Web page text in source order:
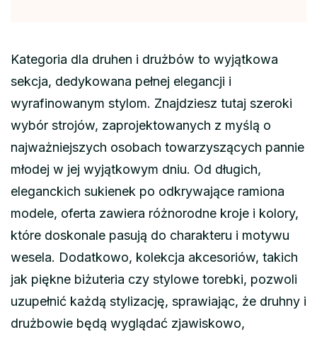
Kategoria dla druhen i drużbów to wyjątkowa
sekcja, dedykowana pełnej elegancji i
wyrafinowanym stylom. Znajdziesz tutaj szeroki
wybór strojów, zaprojektowanych z myślą o
najważniejszych osobach towarzyszących pannie
młodej w jej wyjątkowym dniu. Od długich,
eleganckich sukienek po odkrywające ramiona
modele, oferta zawiera różnorodne kroje i kolory,
które doskonale pasują do charakteru i motywu
wesela. Dodatkowo, kolekcja akcesoriów, takich
jak piękne biżuteria czy stylowe torebki, pozwoli
uzupełnić każdą stylizację, sprawiając, że druhny i
drużbowie będą wyglądać zjawiskowo,